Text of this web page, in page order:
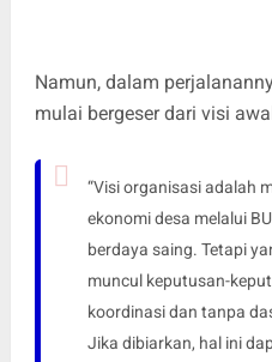
Namun, dalam
mulai bergeser dari visi
“Visi organisasi adalah
ekonomi desa melalui
berdaya saing. Tetapi
muncul keputusan-
koordinasi dan tanpa
Jika dibiarkan, hal ini